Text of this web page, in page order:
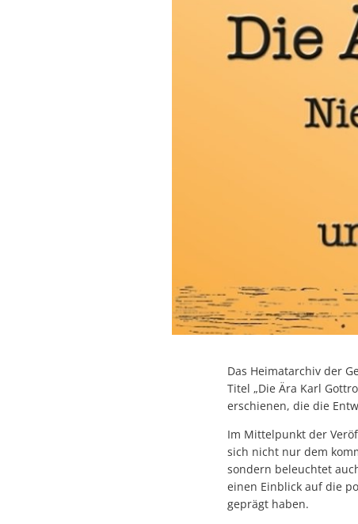
Das Heimatarchiv der
Titel „Die Ära Karl
erschienen, die die
Im Mittelpunkt der
sich nicht nur dem
sondern beleuchtet
einen Einblick auf die
geprägt haben.